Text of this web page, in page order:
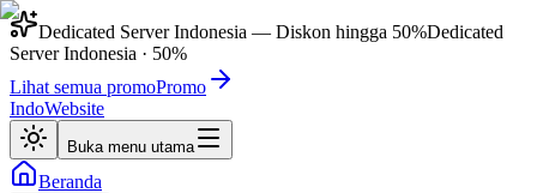
Dedicated Server Indonesia — Diskon hingga 50%Dedicated
Server Indonesia · 50%
Lihat semua promoPromo
IndoWebsite
Buka menu utama
Beranda